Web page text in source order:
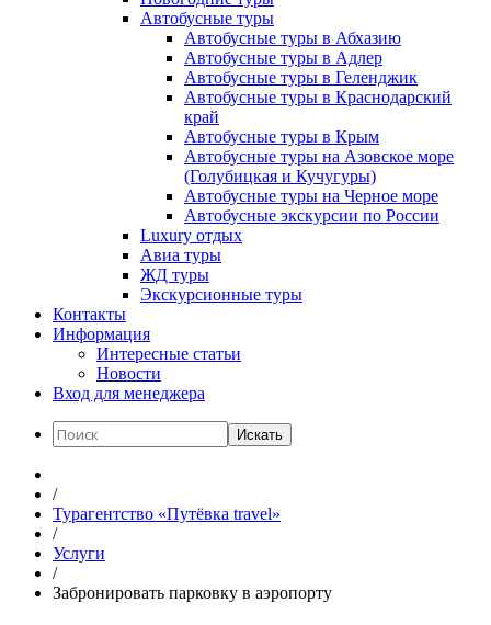
Автобусные туры
Автобусные туры в Абхазию
Автобусные туры в Адлер
Автобусные туры в Геленджик
Автобусные туры в Краснодарский
край
Автобусные туры в Крым
Автобусные туры на Азовское море
(Голубицкая и Кучугуры)
Автобусные туры на Черное море
Автобусные экскурсии по России
Luxury отдых
Авиа туры
ЖД туры
Экскурсионные туры
Контакты
Информация
Интересные статьи
Новости
Вход для менеджера
Искать
/
Турагентство «Путёвка travel»
/
Услуги
/
Забронировать парковку в аэропорту